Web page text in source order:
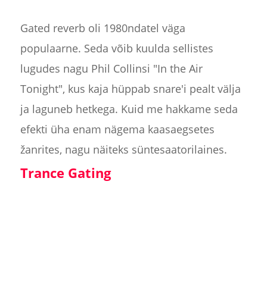
Gated reverb oli 1980ndatel väga
populaarne. Seda võib kuulda sellistes
lugudes nagu Phil Collinsi "In the Air
Tonight", kus kaja hüppab snare'i pealt välja
ja laguneb hetkega. Kuid me hakkame seda
efekti üha enam nägema kaasaegsetes
žanrites, nagu näiteks süntesaatorilaines.
Trance Gating